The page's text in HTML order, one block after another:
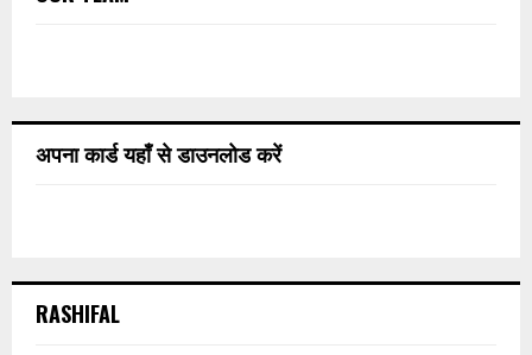
अपना कार्ड यहाँ से डाउनलोड करें
RASHIFAL